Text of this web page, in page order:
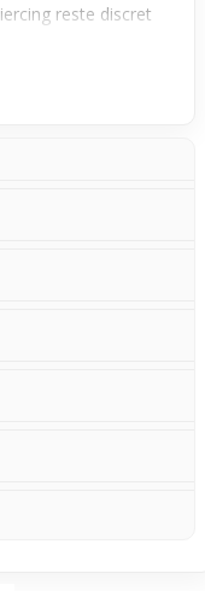
reste discret
touche lumineuse
du bijou surtout
à ceux qui
quand tu veux
variés, de la
idéal